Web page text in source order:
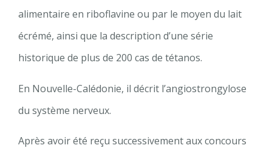
alimentaire en riboflavine ou par le moyen du lait
écrémé, ainsi que la description d’une série
historique de plus de 200 cas de tétanos.
En Nouvelle-Calédonie, il décrit l’angiostrongylose
du système nerveux.
Après avoir été reçu successivement aux concours